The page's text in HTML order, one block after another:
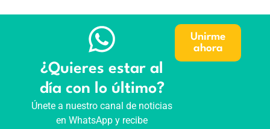
¿Quieres estar al
día con lo último?
Únete a nuestro canal de noticias
en WhatsApp y recibe
Unirme
ahora